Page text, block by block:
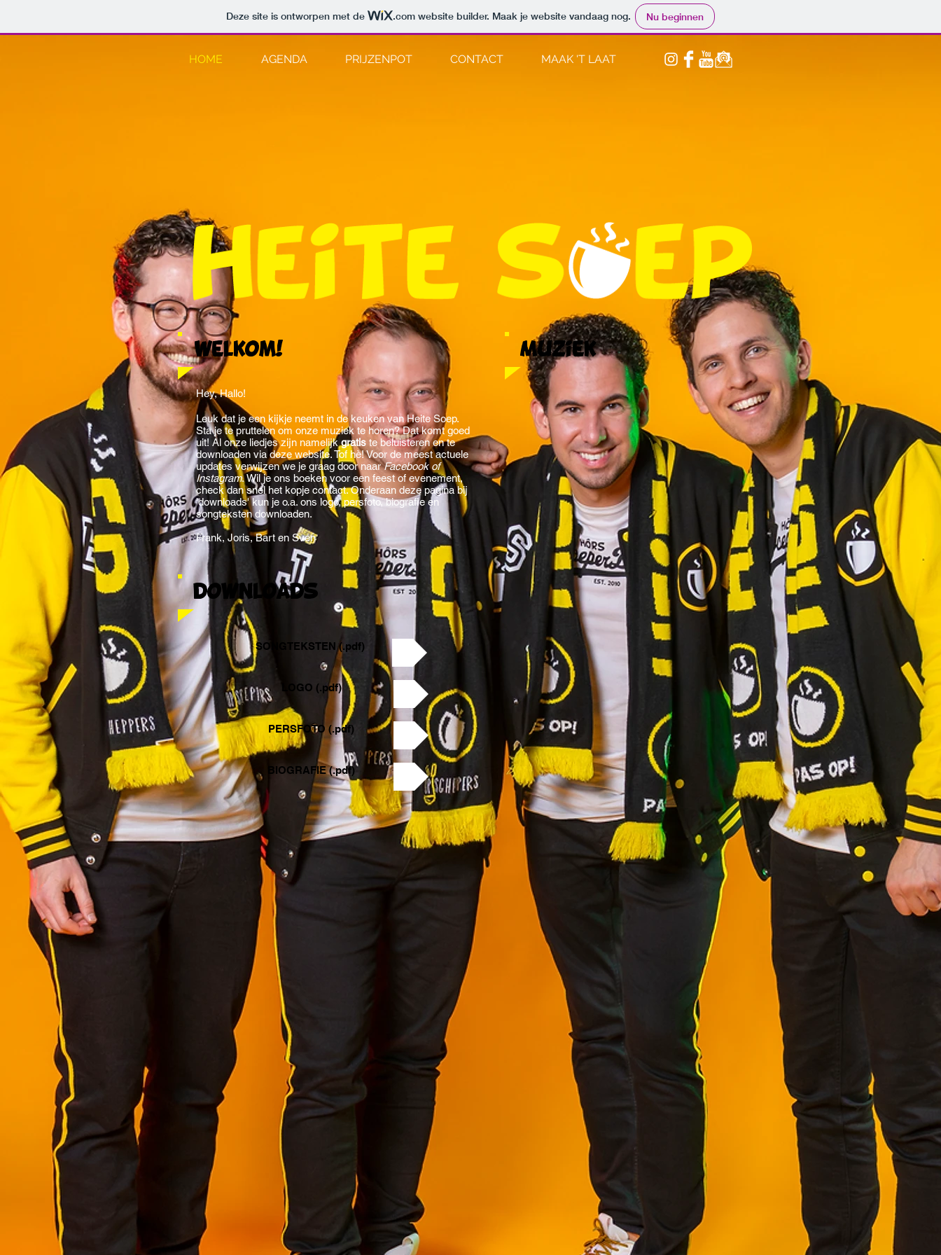
Deze site is ontworpen met de .com website builder. Maak je website vandaag nog. Nu beginnen
HOME AGENDA PRIJZENPOT CONTACT MAAK 'T LAAT
Hey, Hallo!
Leuk dat je een kijkje neemt in de keuken van Heite Soep.
Sta je te pruttelen om onze muziek te horen? Dat komt goed
uit! Al onze liedjes zijn namelijkgratis te beluisteren en te
downloaden via deze website. Tof hè! Voor de meest actuele
updates verwijzen we je graag door naarFacebook of
Instagram.Wil je ons boeken voor een feest of evenement,
check dan snel het kopje contact. Onderaan deze pagina bij
'downloads' kun je o.a. ons logo, persfoto, biografie en
songteksten downloaden.
Frank, Joris, Bart en Sven
Welkom!
SONGTEKSTEN (.pdf)
LOGO (.pdf)
PERSFOTO (.pdf)
BIOGRAFIE (.pdf)
downloads
Muziek